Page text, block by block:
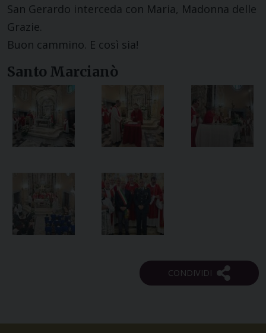
San Gerardo interceda con Maria, Madonna delle
Grazie.
Buon cammino. E così sia!
Santo Marcianò